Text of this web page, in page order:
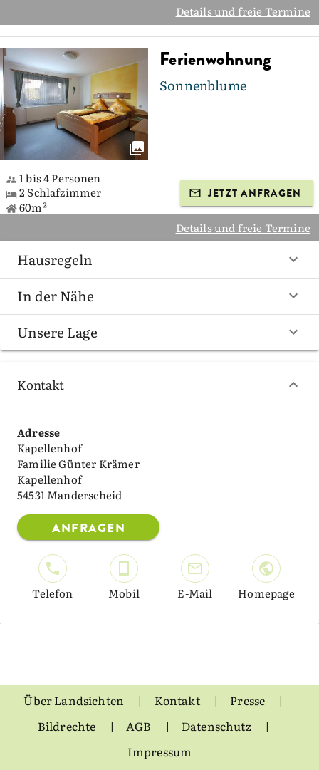
Details und freie Termine
Ferienwohnung
Sonnenblume
1 bis 4 Personen
2 Schlafzimmer
60m²
JETZT ANFRAGEN
Details und freie Termine
Hausregeln
In der Nähe
Unsere Lage
Kontakt
Adresse
Kapellenhof
Familie Günter Krämer
Kapellenhof
54531 Manderscheid
ANFRAGEN
Telefon Mobil E-Mail Homepage
Über Landsichten Kontakt
Presse
Bildrechte
AGB
Datenschutz
Impressum